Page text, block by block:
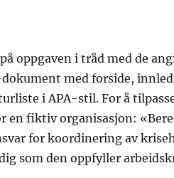
oppgaven i tråd med de
med forside,
i APA-stil. For å
en fiktiv organisasjon:
for koordinering av
som den oppfyller